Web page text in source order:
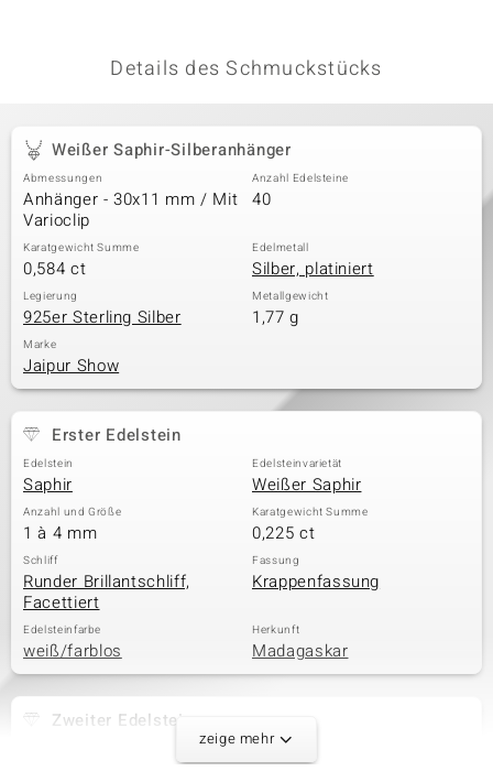
Details des Schmuckstücks
Weißer Saphir-Silberanhänger
Abmessungen
Anhänger - 30x11 mm / Mit
Varioclip
Anzahl Edelsteine
40
Karatgewicht Summe
0,584 ct
Edelmetall
Silber, platiniert
Legierung
925er Sterling Silber
Metallgewicht
1,77 g
Marke
Jaipur Show
Erster Edelstein
Edelstein
Saphir
Edelsteinvarietät
Weißer Saphir
Anzahl und Größe
1 à 4 mm
Karatgewicht Summe
0,225 ct
Schliff
Runder Brillantschliff,
Facettiert
Fassung
Krappenfassung
Edelsteinfarbe
weiß/farblos
Herkunft
Madagaskar
Zweiter Edelstein
8 à 1,2 mm
zeige mehr